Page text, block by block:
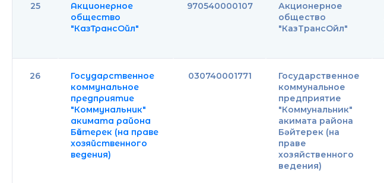
25
Акционерное
общество
"КазТрансОйл"
970540000107
Акционерное
общество
"КазТрансОйл"
26
Государственное
коммунальное
предприятие
"Коммунальник"
акимата района
Бәйтерек (на праве
хозяйственного
ведения)
030740001771
Государственное
коммунальное
предприятие
"Коммунальник"
акимата района
Бәйтерек (на
праве
хозяйственного
ведения)